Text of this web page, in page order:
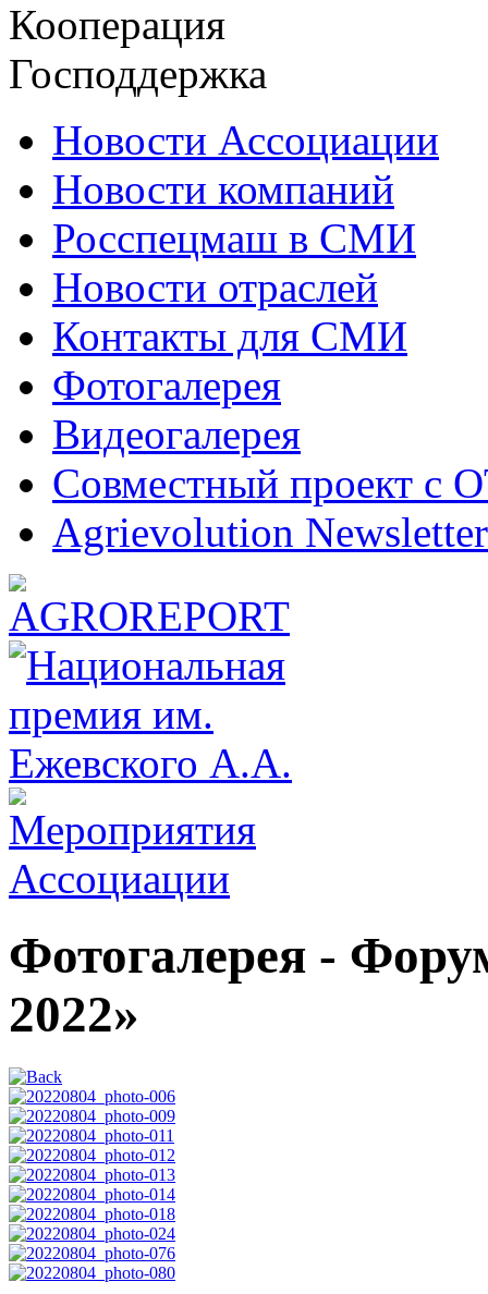
Кооперация
Господдержка
Новости Ассоциации
Новости компаний
Росспецмаш в СМИ
Новости отраслей
Контакты для СМИ
Фотогалерея
Видеогалерея
Совместный проект с
Agrievolution Newsletter
Фотогалерея -
2022»